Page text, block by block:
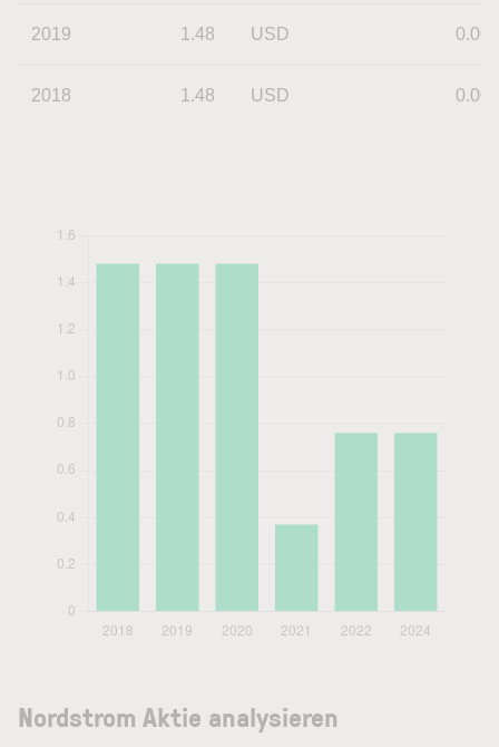
2019 1.48 USD 0.00
2018 1.48 USD 0.00
Nordstrom Aktie analysieren